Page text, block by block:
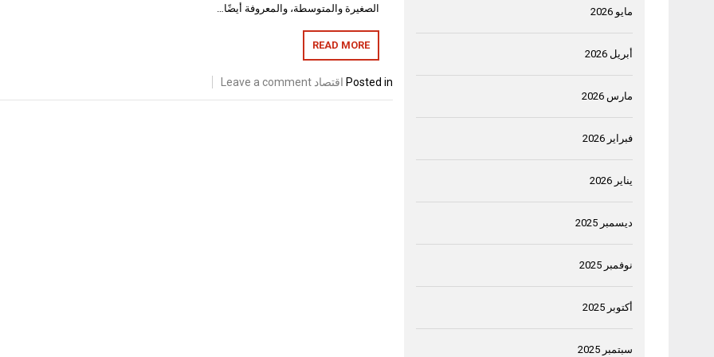
الصغيرة والمتوسطة، والمعروفة أيضًا…
READ MORE
Posted in اقتصاد Leave a comment
مايو 2026
أبريل 2026
مارس 2026
فبراير 2026
يناير 2026
ديسمبر 2025
نوفمبر 2025
أكتوبر 2025
سبتمبر 2025